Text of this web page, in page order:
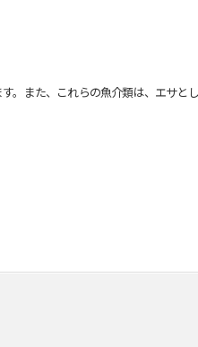
また、これらの魚介類は、エサと